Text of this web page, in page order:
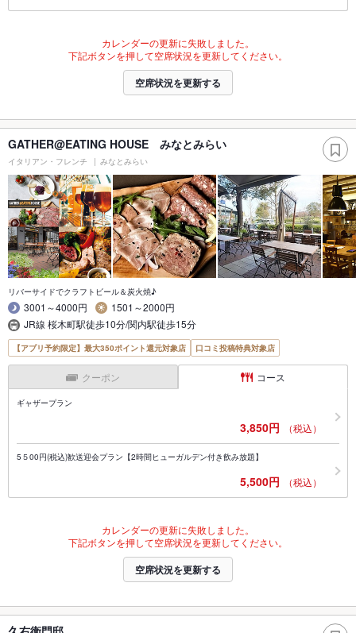
カレンダーの更新に失敗しました。
下記ボタンを押して空席状況を更新してください。
空席状況を更新する
GATHER@EATING HOUSE みなとみらい
イタリアン・フレンチ みなとみらい
リバーサイドでクラフトビール＆炭火焼♪
3001～4000円
1501～2000円
JR線 桜木町駅徒歩10分/関内駅徒歩15分
【アプリ予約限定】最大350ポイント還元対象店 口コミ投稿特典対象店
クーポン コース
ギャザープラン
3,850円 （税込）
5５00円(税込)歓送迎会プラン【2時間ヒューガルデン付き飲み放題】
5,500円 （税込）
カレンダーの更新に失敗しました。
下記ボタンを押して空席状況を更新してください。
空席状況を更新する